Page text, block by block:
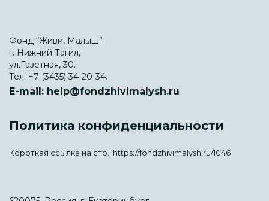
Фонд “Живи, Малыш”
г. Нижний Тагил,
ул.Газетная, 30.
Тел: +7 (3435) 34-20-34.
E-mail: help@fondzhivimalysh.ru
Политика конфиденциальности
Короткая ссылка на стр.: https://fondzhivimalysh.ru/1046